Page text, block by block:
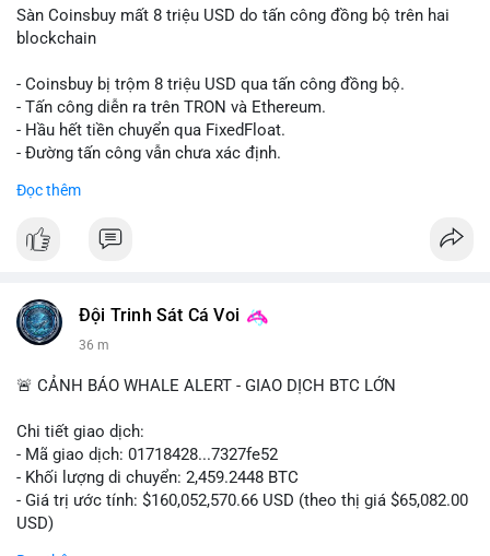
Sàn Coinsbuy mất 8 triệu USD do tấn công đồng bộ trên hai
blockchain
- Coinsbuy bị trộm 8 triệu USD qua tấn công đồng bộ.
- Tấn công diễn ra trên TRON và Ethereum.
- Hầu hết tiền chuyển qua FixedFloat.
- Đường tấn công vẫn chưa xác định.
#binancesquare
$trx $eth
📰 Nguồn: CoinDesk
Đọc thêm
Đội Trinh Sát Cá Voi
36 m
🚨 CẢNH BÁO WHALE ALERT - GIAO DỊCH BTC LỚN
Chi tiết giao dịch:
- Mã giao dịch: 01718428...7327fe52
- Khối lượng di chuyển: 2,459.2448 BTC
- Giá trị ước tính: $160,052,570.66 USD (theo thị giá $65,082.00
USD)